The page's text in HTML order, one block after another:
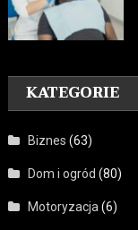
KATEGORIE
Biznes (63)
Dom i ogród (80)
Motoryzacja(6)